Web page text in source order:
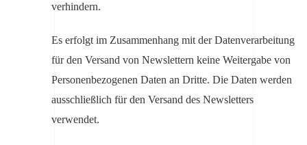
verhindern.
Es erfolgt im Zusammenhang mit der Datenverarbeitung
für den Versand von Newslettern keine Weitergabe von
Personenbezogenen Daten an Dritte. Die Daten werden
ausschließlich für den Versand des Newsletters
verwendet.